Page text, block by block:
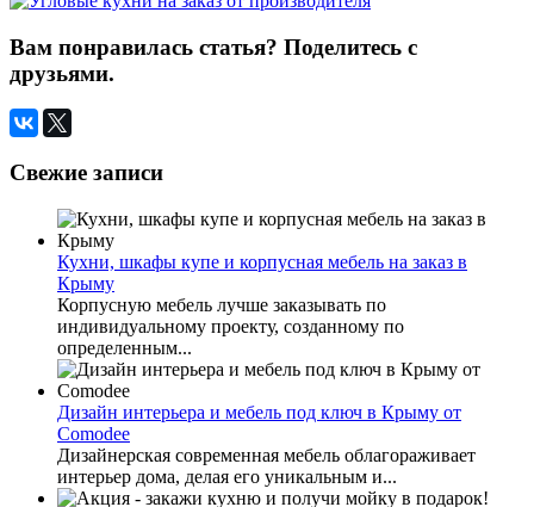
Вам понравилась статья? Поделитесь с
друзьями.
Свежие записи
Кухни, шкафы купе и корпусная мебель на заказ в
Крыму
Корпусную мебель лучше заказывать по
индивидуальному проекту, созданному по
определенным...
Дизайн интерьера и мебель под ключ в Крыму от
Comodee
Дизайнерская современная мебель облагораживает
интерьер дома, делая его уникальным и...